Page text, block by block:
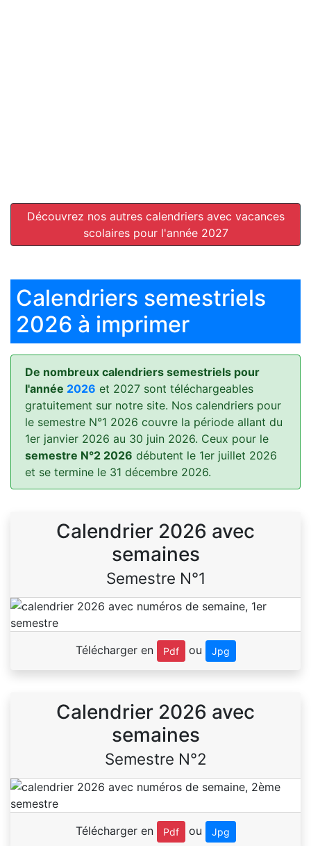
Découvrez nos autres calendriers avec vacances
scolaires pour l'année 2027
Calendriers semestriels
2026 à imprimer
De nombreux calendriers semestriels pour
l'année 2026 et 2027 sont téléchargeables
gratuitement sur notre site. Nos calendriers pour
le semestre N°1 2026 couvre la période allant du
1er janvier 2026 au 30 juin 2026. Ceux pour le
semestre N°2 2026 débutent le 1er juillet 2026
et se termine le 31 décembre 2026.
Calendrier 2026 avec
semaines
Semestre N°1
Télécharger en Pdf ou Jpg
Calendrier 2026 avec
semaines
Semestre N°2
Télécharger en Pdf ou Jpg